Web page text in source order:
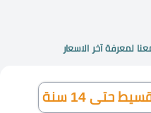
لمعرفة آخر الاسعار